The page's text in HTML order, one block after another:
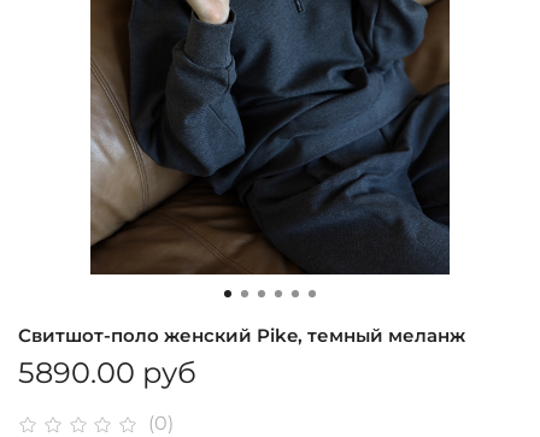
(0)
Свитшот-поло женский Pike, темный меланж
5890.00 руб